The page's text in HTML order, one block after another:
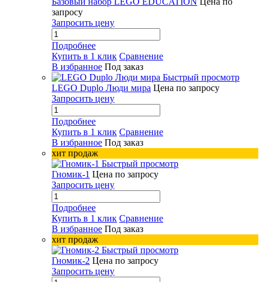
запросу
Запросить цену
Подробнее
Купить в 1 клик Сравнение
В избранное Под заказ
Быстрый просмотр
LEGO Duplo Люди мира Цена по запросу
Запросить цену
Подробнее
Купить в 1 клик Сравнение
В избранное Под заказ
хит продаж
Быстрый просмотр
Гномик-1 Цена по запросу
Запросить цену
Подробнее
Купить в 1 клик Сравнение
В избранное Под заказ
хит продаж
Быстрый просмотр
Гномик-2 Цена по запросу
Запросить цену